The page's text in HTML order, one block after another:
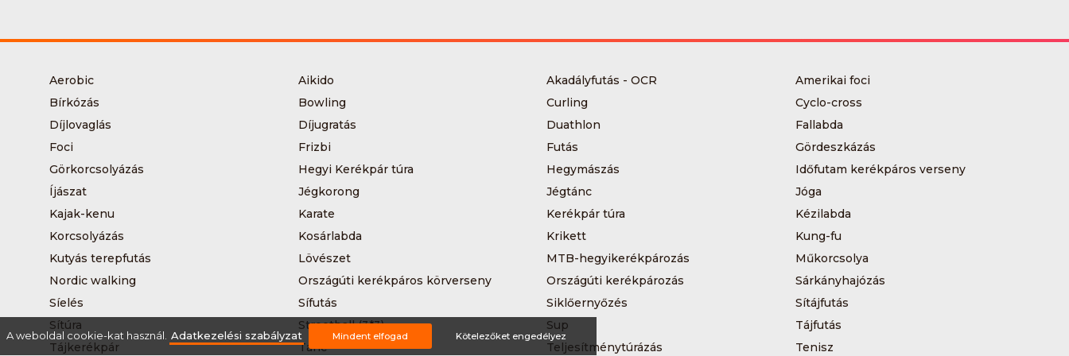
Aerobic Aikido Akadályfutás - OCR
Amerikai foci
Bírkózás
Bowling Curling
Cyclo-cross
Díjlovaglás
Díjugratás Duathlon
Fallabda
Foci
Frizbi Futás
Gördeszkázás
Görkorcsolyázás
Hegyi Kerékpár túra Hegymászás
Időfutam kerékpáros verseny
Íjászat
Jégkorong Jégtánc
Jóga
Kajak-kenu
Karate Kerékpár túra
Kézilabda
Korcsolyázás
Kosárlabda Krikett
Kung-fu
Kutyás terepfutás
Lövészet MTB-hegyikerékpározás
Műkorcsolya
Nordic walking
Országúti kerékpáros körverseny Országúti kerékpározás
Sárkányhajózás
Síelés
Sífutás Siklőernyőzés
Sítájfutás
Sítúra
Streetball (3*3) Sup
Tájfutás
Tájkerékpár
Tánc Teljesítménytúrázás Tenisz
A weboldal cookie-kat használ. Adatkezelési szabályzat Mindent elfogad Kötelezőket engedélyez